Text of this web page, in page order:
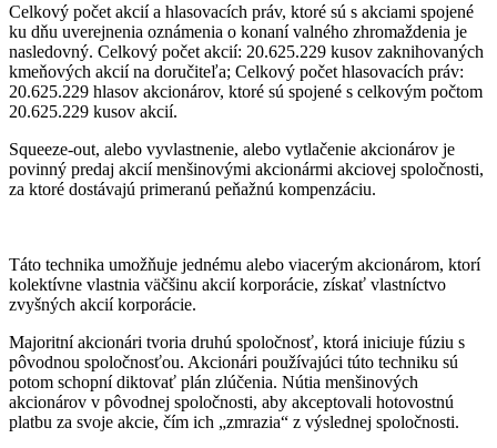
Celkový počet akcií a hlasovacích práv, ktoré sú s akciami spojené
ku dňu uverejnenia oznámenia o konaní valného zhromaždenia je
nasledovný. Celkový počet akcií: 20.625.229 kusov zaknihovaných
kmeňových akcií na doručiteľa; Celkový počet hlasovacích práv:
20.625.229 hlasov akcionárov, ktoré sú spojené s celkovým počtom
20.625.229 kusov akcií.
Squeeze-out, alebo vyvlastnenie, alebo vytlačenie akcionárov je
povinný predaj akcií menšinovými akcionármi akciovej spoločnosti,
za ktoré dostávajú primeranú peňažnú kompenzáciu.
Táto technika umožňuje jednému alebo viacerým akcionárom, ktorí
kolektívne vlastnia väčšinu akcií korporácie, získať vlastníctvo
zvyšných akcií korporácie.
Majoritní akcionári tvoria druhú spoločnosť, ktorá iniciuje fúziu s
pôvodnou spoločnosťou. Akcionári používajúci túto techniku sú
potom schopní diktovať plán zlúčenia. Nútia menšinových
akcionárov v pôvodnej spoločnosti, aby akceptovali hotovostnú
platbu za svoje akcie, čím ich „zmrazia“ z výslednej spoločnosti.